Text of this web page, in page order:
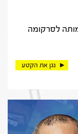
לסרקומה
נגן את הקטע